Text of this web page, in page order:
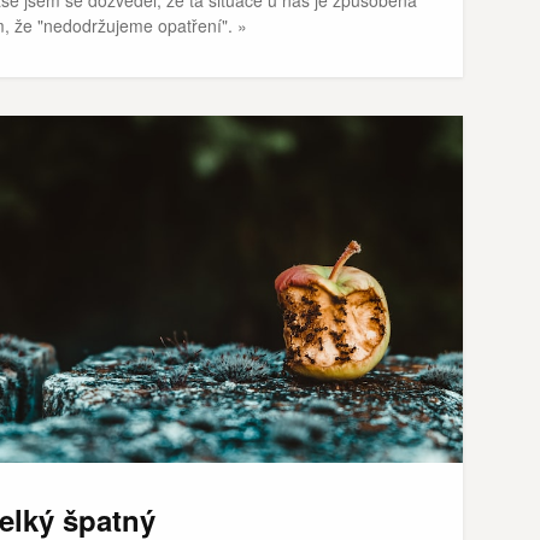
že "nedodržujeme opatření". »
špatný